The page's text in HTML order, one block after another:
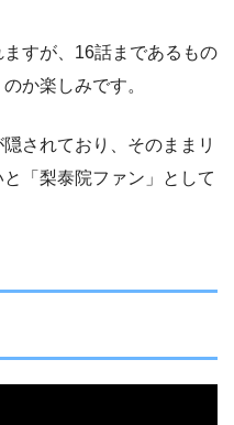
すが、16話まであるもの
か楽しみです。
されており、そのままリ
「梨泰院ファン」として